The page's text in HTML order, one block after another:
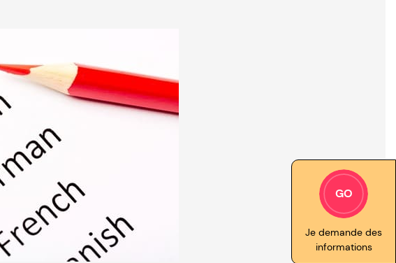
GO
Je demande des
informations